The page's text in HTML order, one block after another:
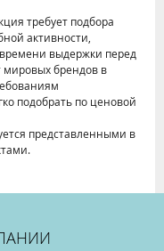
требует подбора
активности,
выдержки перед
брендов в
подобрать по ценовой
представленными в